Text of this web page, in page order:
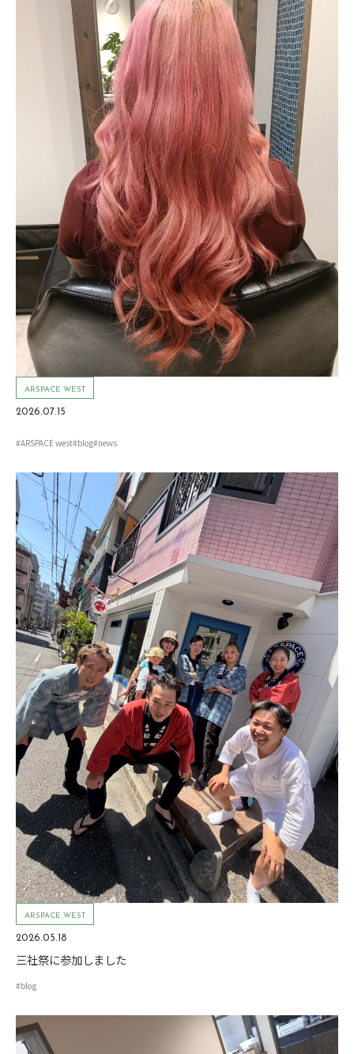
ARSPACE WEST
2026.07.15
#ARSPACE west#blog#news
ARSPACE WEST
2026.05.18
三社祭に参加しました
#blog